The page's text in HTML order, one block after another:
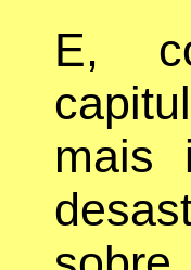
E,
mais